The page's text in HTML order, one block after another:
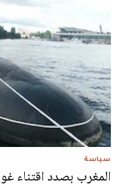
سياسة
المغرب بصدد اقتناء